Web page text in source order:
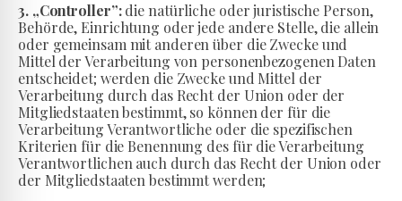
3. „Controller”:die natürliche oder juristische Person,
Behörde, Einrichtung oder jede andere Stelle, die allein
oder gemeinsam mit anderen über die Zwecke und
Mittel der Verarbeitung von personenbezogenen Daten
entscheidet; werden die Zwecke und Mittel der
Verarbeitung durch das Recht der Union oder der
Mitgliedstaaten bestimmt, so können der für die
Verarbeitung Verantwortliche oder die spezifischen
Kriterien für die Benennung des für die Verarbeitung
Verantwortlichen auch durch das Recht der Union oder
der Mitgliedstaaten bestimmt werden;